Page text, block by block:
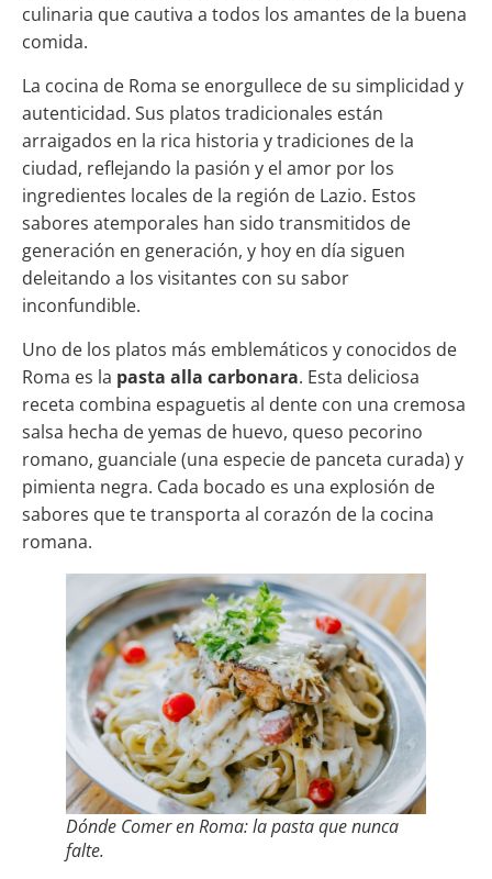
culinaria que cautiva a todos los amantes de la buena
comida.
La cocina de Roma se enorgullece de su simplicidad y
autenticidad. Sus platos tradicionales están
arraigados en la rica historia y tradiciones de la
ciudad, reflejando la pasión y el amor por los
ingredientes locales de la región de Lazio. Estos
sabores atemporales han sido transmitidos de
generación en generación, y hoy en día siguen
deleitando a los visitantes con su sabor
inconfundible.
Uno de los platos más emblemáticos y conocidos de
Roma es la pasta alla carbonara. Esta deliciosa
receta combina espaguetis al dente con una cremosa
salsa hecha de yemas de huevo, queso pecorino
romano, guanciale (una especie de panceta curada) y
pimienta negra. Cada bocado es una explosión de
sabores que te transporta al corazón de la cocina
romana.
Dónde Comer en Roma: la pasta que nunca
falte.